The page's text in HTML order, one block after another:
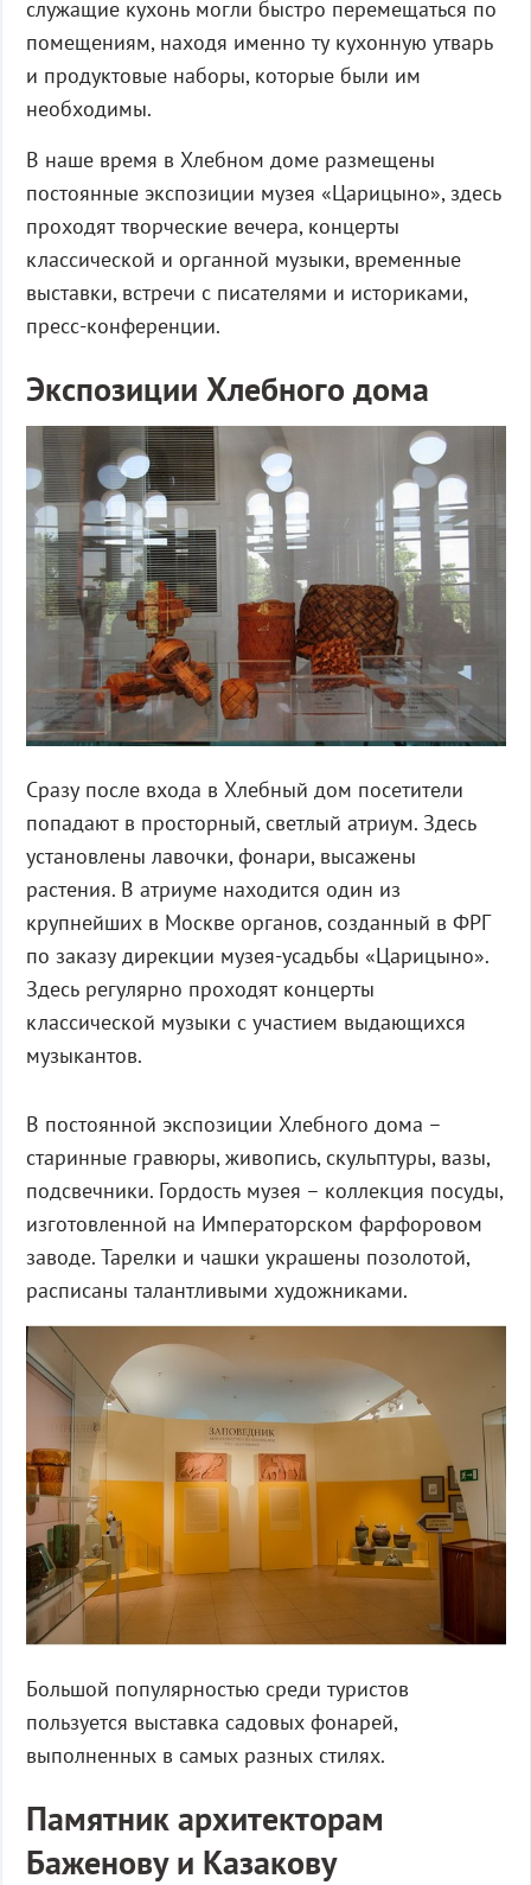
служащие кухонь могли быстро перемещаться по
помещениям, находя именно ту кухонную утварь
и продуктовые наборы, которые были им
необходимы.
В наше время в Хлебном доме размещены
постоянные экспозиции музея «Царицыно», здесь
проходят творческие вечера, концерты
классической и органной музыки, временные
выставки, встречи с писателями и историками,
пресс-конференции.
Экспозиции Хлебного дома
Сразу после входа в Хлебный дом посетители
попадают в просторный, светлый атриум. Здесь
установлены лавочки, фонари, высажены
растения. В атриуме находится один из
крупнейших в Москве органов, созданный в ФРГ
по заказу дирекции музея-усадьбы «Царицыно».
Здесь регулярно проходят концерты
классической музыки с участием выдающихся
музыкантов.
В постоянной экспозиции Хлебного дома –
старинные гравюры, живопись, скульптуры, вазы,
подсвечники. Гордость музея – коллекция посуды,
изготовленной на Императорском фарфоровом
заводе. Тарелки и чашки украшены позолотой,
расписаны талантливыми художниками.
Большой популярностью среди туристов
пользуется выставка садовых фонарей,
выполненных в самых разных стилях.
Памятник архитекторам
Баженову и Казакову